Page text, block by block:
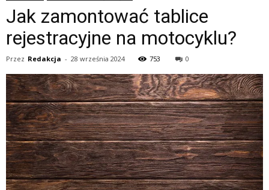
Jak zamontować tablice
rejestracyjne na motocyklu?
Przez Redakcja - 28 września 2024 753 0